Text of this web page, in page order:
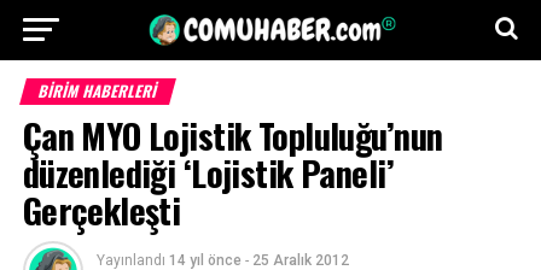
BİRİM HABERLERİ
Çan MYO Lojistik Topluluğu’nun
düzenlediği ‘Lojistik Paneli’
Gerçekleşti
Yayınlandı 14 yıl önce - 25 Aralık 2012